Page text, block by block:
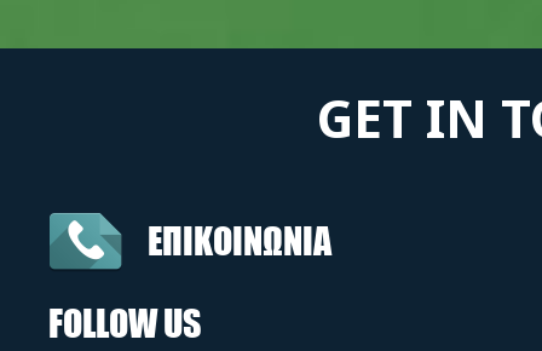
GET IN
ΕΠΙΚΟΙΝΩΝΙΑ
FOLLOW US